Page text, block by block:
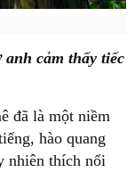
cảm thấy tiếc
đã là một niềm
hào quang
nhiên thích nổi